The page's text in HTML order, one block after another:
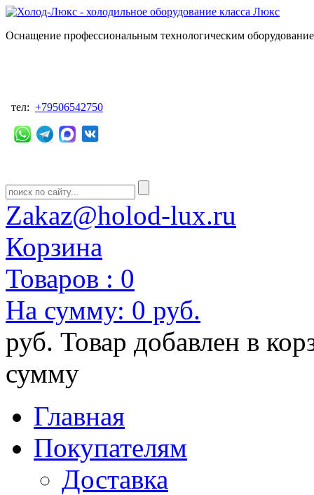
Оснащение профессиональным технологическим
тел: +79506542750
Zakaz@holod-lux.ru
Корзина
Товаров : 0
На сумму: 0 руб.
руб. Товар добавлен в
сумму
Главная
Покупателям
Доставка